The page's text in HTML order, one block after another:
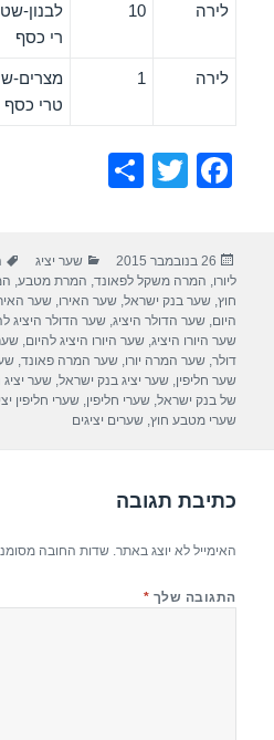
לירה 10
לבנון-שט
רי כסף
לירה 1
מצרים-ש
טרי כסף
F
e
b
o
o
k
T
er
e
פורסם
בתאריך
26 בנובמבר 2015 קטגוריות
שער יציג
ליורו, המרה משקל לפאונד, המרת מטבע,
חוץ,שער בנק ישראל,שער האירו,שער
היום,שער הדולר היציג,שער הדולר היציג
שער היורו היציג,שער היורו היציג להיום,
דולר,שער המרה יורו,שער המרה פאונד,
שער חליפין,שער יציג בנק ישראל,שער יציג
של בנק ישראל,שערי חליפין,שערי חליפין
שערי מטבע חוץ,שערים יציגים
כתיבת תגובה
האימייל לא יוצג באתר. שדות החובה
התגובה שלך *